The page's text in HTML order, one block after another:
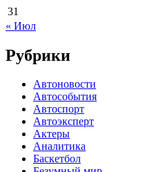
31
« Июл
Рубрики
Автоновости
Автособытия
Автоспорт
Автоэксперт
Актеры
Аналитика
Баскетбол